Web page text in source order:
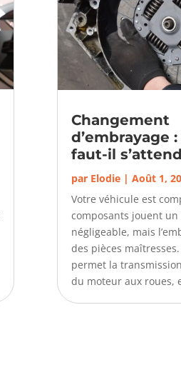
Changement
d’embrayage
faut-il
par Elodie| Août 1,
Votre véhicule est
composants jouent un
négligeable, mais
des pièces maîtresses.
permet la
du moteur aux roues,